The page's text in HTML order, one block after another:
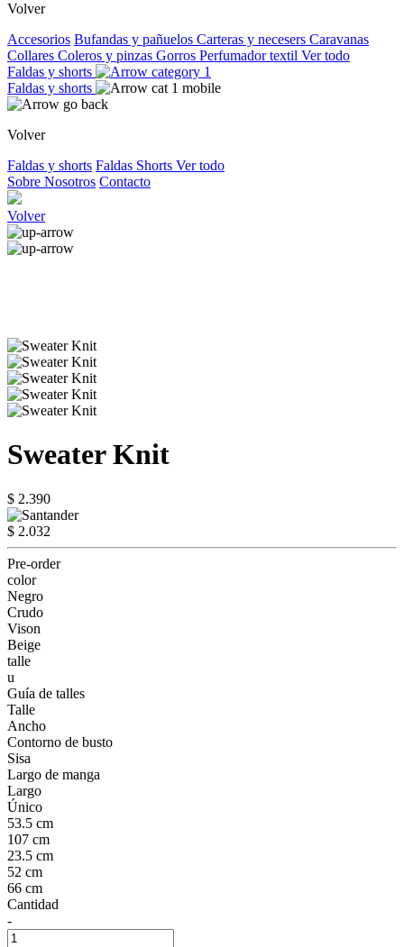
Volver
Accesorios Bufandas y pañuelos Carteras y necesers Caravanas
Collares Coleros y pinzas Gorros Perfumador textil Ver todo
Faldas y shorts
Faldas y shorts
Volver
Faldas y shorts Faldas Shorts Ver todo
Sobre Nosotros Contacto
Volver
Sweater Knit
$ 2.390
$ 2.032
Pre-order
color
Negro
Crudo
Vison
Beige
talle
u
Guía de talles
Talle
Ancho
Contorno de busto
Sisa
Largo de manga
Largo
Único
53.5 cm
107 cm
23.5 cm
52 cm
66 cm
Cantidad
-